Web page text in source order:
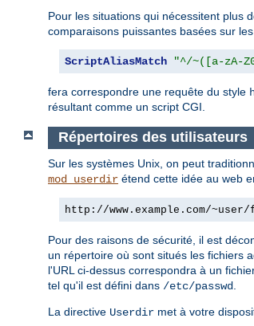
Pour les situations qui nécessitent plus
comparaisons puissantes basées sur les
ScriptAliasMatch "^/~([a-zA-
fera correspondre une requête du style
résultant comme un script CGI.
Répertoires des utilisateurs
Sur les systèmes Unix, on peut
mod_userdir étend cette idée au web
http://www.example.com/
Pour des raisons de sécurité, il est
un répertoire où sont situés les fichiers
l'URL ci-dessus correspondra à un
tel qu'il est défini dans /etc/passwd
La directive Userdir met à votre